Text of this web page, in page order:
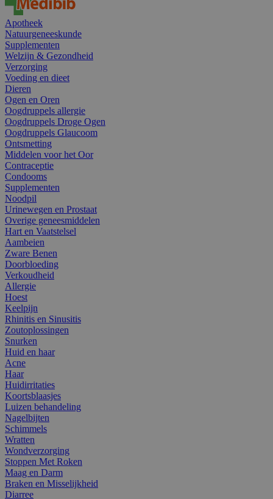
Apotheek
Natuurgeneeskunde
Supplementen
Welzijn & Gezondheid
Verzorging
Voeding en dieet
Dieren
Ogen en Oren
Oogdruppels allergie
Oogdruppels Droge Ogen
Oogdruppels Glaucoom
Ontsmetting
Middelen voor het Oor
Contraceptie
Condooms
Supplementen
Noodpil
Urinewegen en Prostaat
Overige geneesmiddelen
Hart en Vaatstelsel
Aambeien
Zware Benen
Doorbloeding
Verkoudheid
Allergie
Hoest
Keelpijn
Rhinitis en Sinusitis
Zoutoplossingen
Snurken
Huid en haar
Acne
Haar
Huidirritaties
Koortsblaasjes
Luizen behandeling
Nagelbijten
Schimmels
Wratten
Wondverzorging
Stoppen Met Roken
Maag en Darm
Braken en Misselijkheid
Diarree